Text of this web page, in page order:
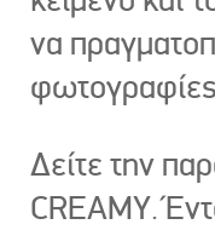
να
Δείτε την
CREAMY.